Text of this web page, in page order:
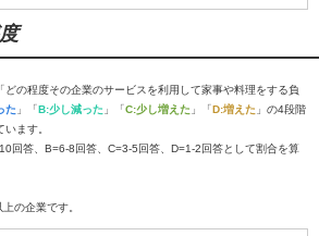
の程度その企業のサービスを利用して家事や料理をする負
た 」「B:少し減った 」「C:少し増えた 」「D:増えた 」の4段階
ます。
回答、B=6-8回答、C=3-5回答、D=1-2回答として割合を算
の企業です。